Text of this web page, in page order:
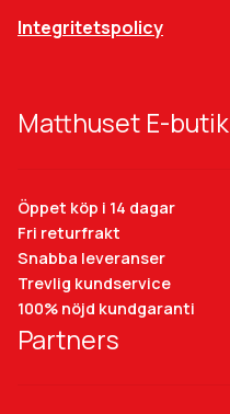
Integritetspolicy
Matthuset E-butik
Öppet köp i 14 dagar
Fri returfrakt
Snabba leveranser
Trevlig kundservice
100% nöjd kundgaranti
Partners